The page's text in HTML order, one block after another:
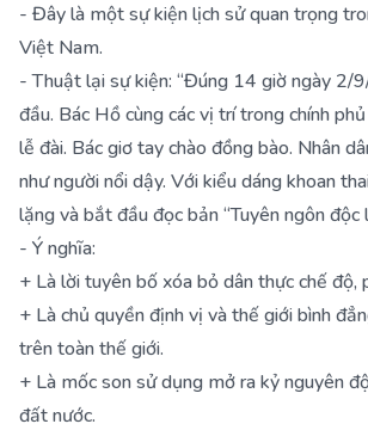
- Đây là một sự kiện lịch sử quan trọng
Việt Nam.
- Thuật lại sự kiện: “Đúng 14 giờ ngày 2/
đầu. Bác Hồ cùng các vị trí trong chính
lễ đài. Bác giơ tay chào đồng bào. Nhân
như người nổi dậy. Với kiểu dáng khoan
lặng và bắt đầu đọc bản “Tuyên ngôn độc
- Ý nghĩa:
+ Là lời tuyên bố xóa bỏ dân thực chế độ,
+ Là chủ quyền định vị và thế giới bình
trên toàn thế giới.
+ Là mốc son sử dụng mở ra kỷ nguyên
đất nước.